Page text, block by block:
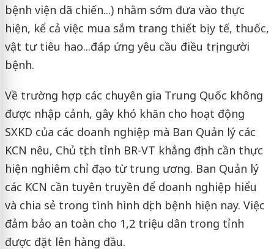
bệnh viện dã chiến...) nhằm sớm đưa vào thực
hiện, kể cả việc mua sắm trang thiết bị y tế, thuốc,
vật tư tiêu hao...đáp ứng yêu cầu điều trị người
bệnh.
Về trường hợp các chuyên gia Trung Quốc không
được nhập cảnh, gây khó khăn cho hoạt động
SXKD của các doanh nghiệp mà Ban Quản lý các
KCN nêu, Chủ tịch tỉnh BR-VT khẳng định cần thực
hiện nghiêm chỉ đạo từ trung ương. Ban Quản lý
các KCN cần tuyên truyền để doanh nghiệp hiểu
và chia sẻ trong tình hình dịch bệnh hiện nay. Việc
đảm bảo an toàn cho 1,2 triệu dân trong tỉnh
được đặt lên hàng đầu.